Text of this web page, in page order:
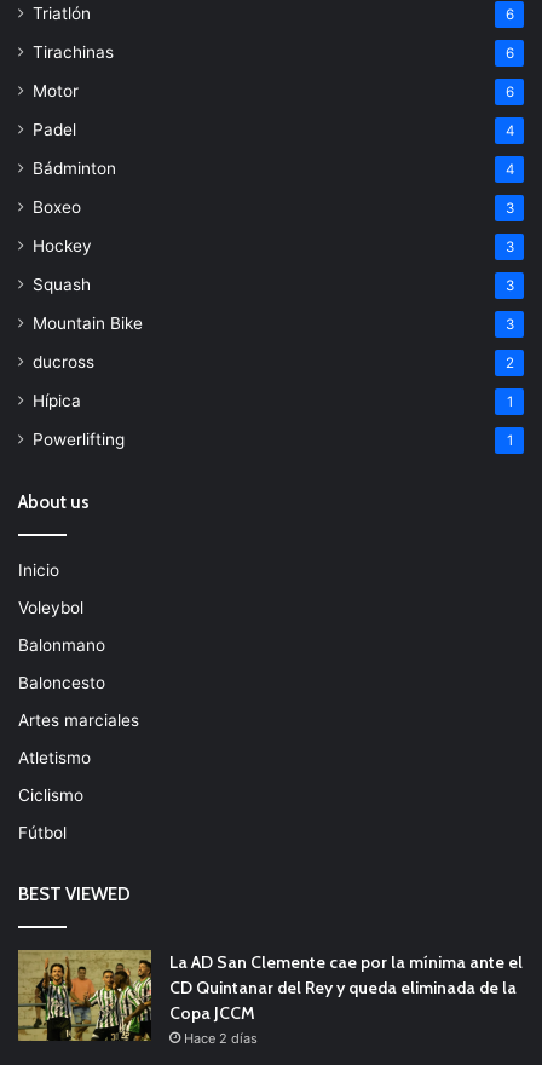
Triatlón 6
Tirachinas 6
Motor 6
Padel 4
Bádminton 4
Boxeo 3
Hockey 3
Squash 3
Mountain Bike 3
ducross 2
Hípica 1
Powerlifting 1
About us
Inicio
Voleybol
Balonmano
Baloncesto
Artes marciales
Atletismo
Ciclismo
Fútbol
BEST VIEWED
La AD San Clemente cae por la mínima ante el
CD Quintanar del Rey y queda eliminada de la
Copa JCCM
Hace 2 días